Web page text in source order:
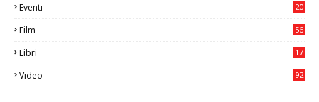
Eventi
20
Film
56
Libri
17
Video
92